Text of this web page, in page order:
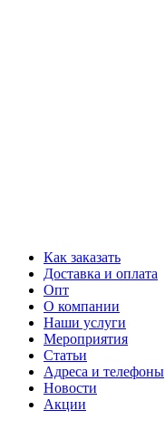
Как заказать
Доставка и оплата
Опт
О компании
Наши услуги
Мероприятия
Статьи
Адреса и телефоны
Новости
Акции